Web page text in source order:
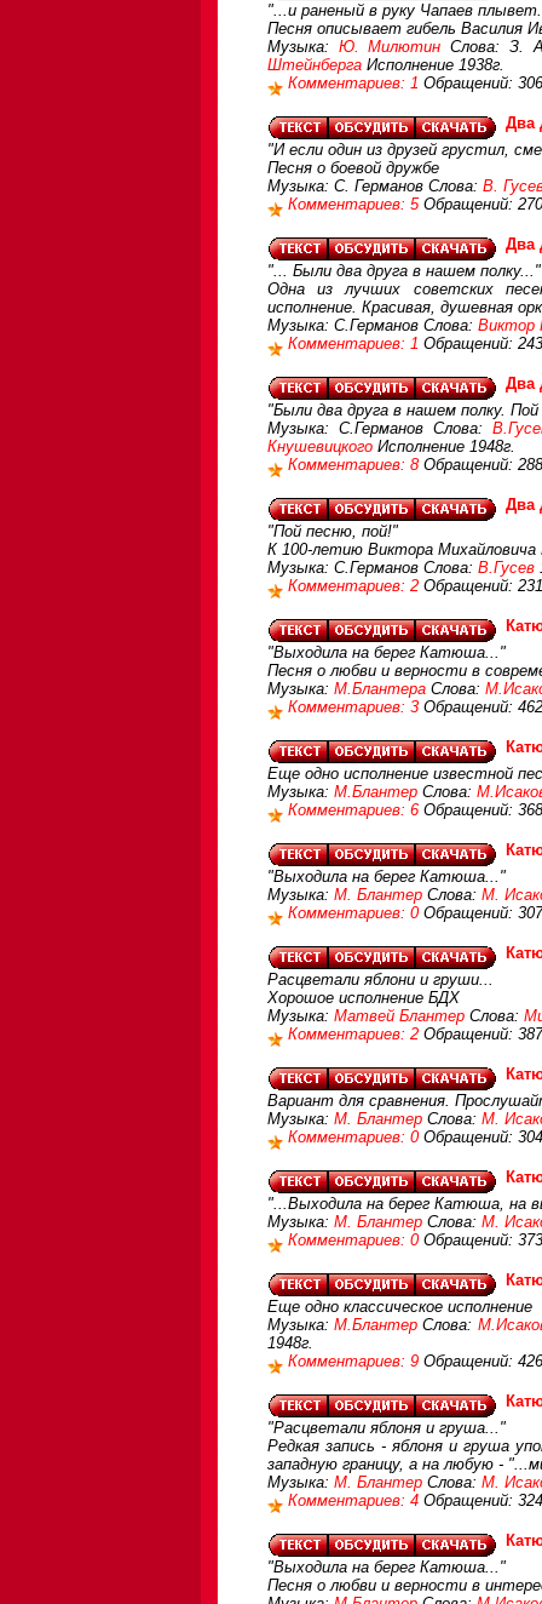
"...и раненый в руку Чапаев
Песня описывает гибель Василия
Музыка: Ю. Милютин Слова: З.
Штейнберга Исполнение 1938г.
Комментариев: 1 Обращений:
Два
"И если один из друзей грустил,
Песня о боевой дружбе
Музыка: С. Германов Слова: В.
Комментариев: 5 Обращений:
Два
"... Были два друга в нашем полку..."
Одна из лучших советских
исполнение. Красивая, душевная
Музыка: С.Германов Слова: Виктор
Комментариев: 1 Обращений:
Два
"Были два друга в нашем полку.
Музыка: С.Германов Слова:
Кнушевицкого Исполнение 1948г.
Комментариев: 8 Обращений:
Два
"Пой песню, пой!"
К 100-летию Виктора Михайловича
Музыка: С.Германов Слова: В.Гусев
Комментариев: 2 Обращений:
"Выходила на берег Катюша..."
Песня о любви и верности в
Музыка: М.Блантера Слова:
Комментариев: 3 Обращений:
Еще одно исполнение известной
Музыка: М.Блантер Слова:
Комментариев: 6 Обращений:
"Выходила на берег Катюша..."
Музыка: М. Блантер Слова: М.
Комментариев: 0 Обращений:
Расцветали яблони и груши...
Хорошое исполнение БДХ
Музыка: Матвей Блантер Слова:
Комментариев: 2 Обращений:
Вариант для сравнения.
Музыка: М. Блантер Слова: М.
Комментариев: 0 Обращений:
"...Выходила на берег Катюша, на
Музыка: М. Блантер Слова: М.
Комментариев: 0 Обращений:
Еще одно классическое исполнение
Музыка:М.Блантер Слова:
1948г.
Комментариев: 9 Обращений:
"Расцветали яблоня и груша..."
Редкая запись - яблоня и груша
западную границу, а на любую -
Музыка: М. Блантер Слова: М.
Комментариев: 4 Обращений:
"Выходила на берег Катюша..."
Песня о любви и верности в